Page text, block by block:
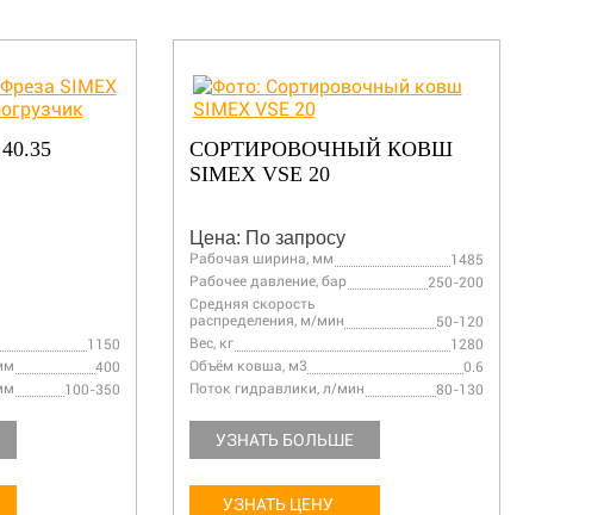
1150
400
100-350
СОРТИРОВОЧНЫЙ КОВШ
SIMEX VSE 20
Цена: По запросу
Рабочая ширина, мм
1485
Рабочее давление, бар
250-200
Средняя скорость
распределения, м/мин
50-120
Вес, кг
1280
Объём ковша, м3
0.6
Поток гидравлики, л/мин
80-130
УЗНАТЬ БОЛЬШЕ
УЗНАТЬ ЦЕНУ